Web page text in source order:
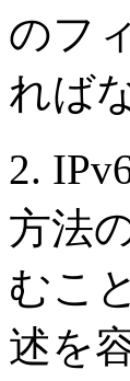
のフ
れば
2.
方法
むこ
述を